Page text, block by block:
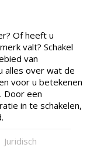
Of heeft u
valt? Schakel
van
alles over wat de
voor u betekenen
Door een
in te schakelen,
Juridisch